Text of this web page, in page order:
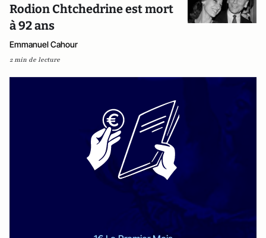
Rodion Chtchedrine est mort
à 92 ans
Emmanuel Cahour
2 min de lecture